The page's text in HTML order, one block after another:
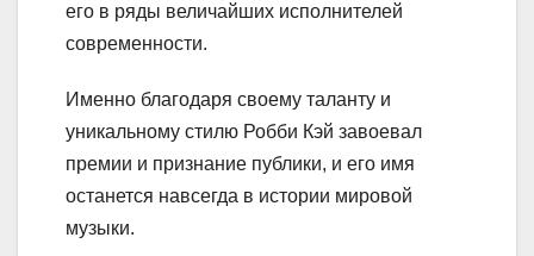
его в ряды величайших исполнителей
современности.
Именно благодаря своему таланту и
уникальному стилю Робби Кэй завоевал
премии и признание публики, и его имя
останется навсегда в истории мировой
музыки.